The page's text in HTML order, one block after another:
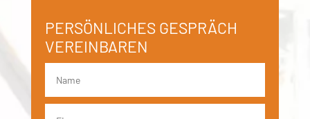
PERSÖNLICHES GESPRÄCH
VEREINBAREN